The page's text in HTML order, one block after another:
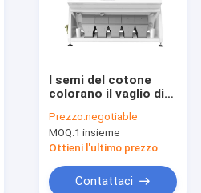
I semi del cotone
colorano il vaglio di
del selezionatore
3Kw
Prezzo:negotiable
MOQ:1 insieme
Ottieni l'ultimo prezzo
Contattaci